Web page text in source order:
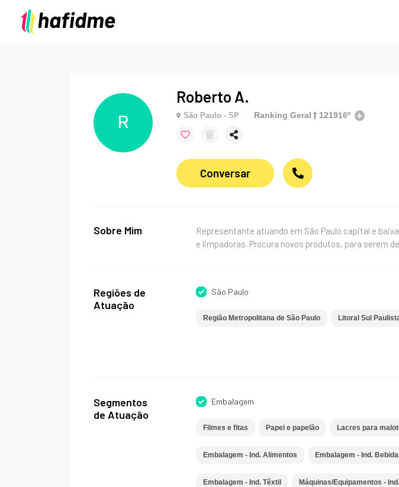
R
Roberto A.
São Paulo - SP Ranking Geral 121916º
Conversar
Sobre Mim
Representante atuando em São Paulo capital e
e limpadoras. Procura novos produtos, para serem
Regiões de
Atuação
São Paulo
Região Metropolitana de São Paulo Litoral Sul
Segmentos
de Atuação
Embalagem
Filmes e fitas Papel e papelão Lacres para
Embalagem - Ind. Alimentos Embalagem - Ind.
Embalagem - Ind. Têxtil Máquinas/Equipamentos -